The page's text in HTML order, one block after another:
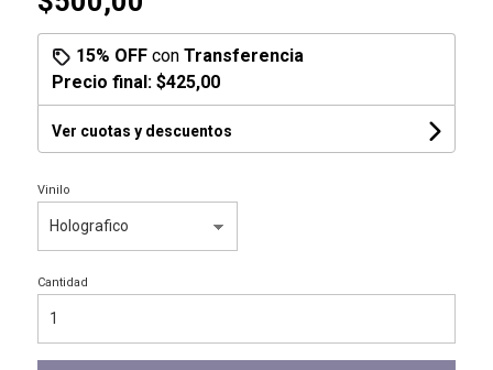
15% OFFcon Transferencia
Precio final: $425,00
Ver cuotas y descuentos
Vinilo
Cantidad